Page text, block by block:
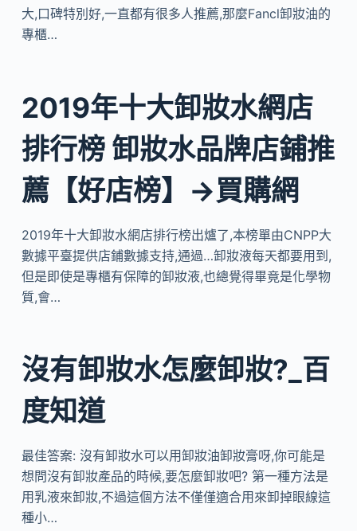
大,口碑特別好,一直都有很多人推薦,那麼Fancl卸妝油的
專櫃…
2019年十大卸妝水網店
排行榜 卸妝水品牌店鋪推
薦【好店榜】→買購網
2019年十大卸妝水網店排行榜出爐了,本榜單由CNPP大
數據平臺提供店鋪數據支持,通過…卸妝液每天都要用到,
但是即使是專櫃有保障的卸妝液,也總覺得畢竟是化學物
質,會…
沒有卸妝水怎麼卸妝?_百
度知道
最佳答案: 沒有卸妝水可以用卸妝油卸妝膏呀,你可能是
想問沒有卸妝產品的時候,要怎麼卸妝吧? 第一種方法是
用乳液來卸妝,不過這個方法不僅僅適合用來卸掉眼線這
種小…